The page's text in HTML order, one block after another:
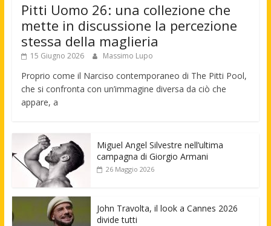
Pitti Uomo 26: una collezione che
mette in discussione la percezione
stessa della maglieria
15 Giugno 2026 Massimo Lupo
Proprio come il Narciso contemporaneo di The Pitti Pool,
che si confronta con un’immagine diversa da ciò che
appare, a
Miguel Angel Silvestre nell’ultima
campagna di Giorgio Armani
26 Maggio 2026
John Travolta, il look a Cannes 2026
divide tutti